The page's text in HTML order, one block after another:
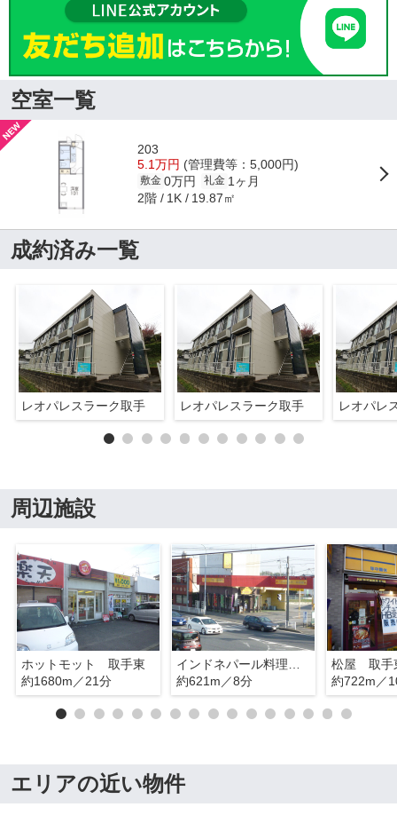
空室一覧
203
5.1万円 (管理費等：5,000円)
敷金 0万円 礼金 1ヶ月
2階 1K 19.87㎡
成約済み一覧
レオパレスラーク取手 レオパレスラーク取手 レオパレ
周辺施設
ホットモット 取手東
約1680m／21分
インドネパール料理 クマリ
約621m／8分
松屋 取手
約722m／
エリアの近い物件